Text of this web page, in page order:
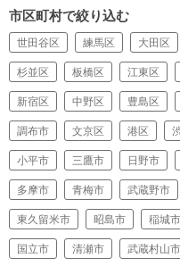
市区町村で絞り込む
世田谷区 練馬区 大田区
杉並区 板橋区 江東区
新宿区 中野区 豊島区
調布市 文京区 港区
小平市 三鷹市 日野市
多摩市 青梅市 武蔵野市
東久留米市 昭島市 稲城市
国立市 清瀬市 武蔵村山市